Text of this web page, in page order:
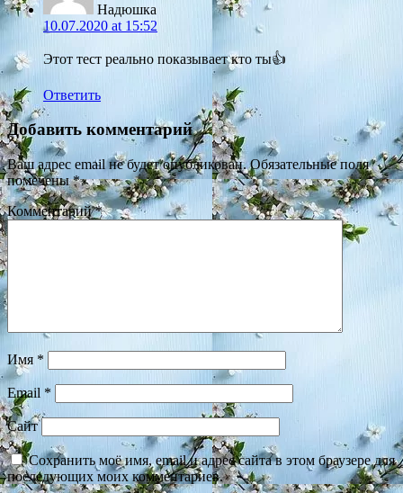
Надюшка
10.07.2020 at 15:52
Этот тест реально показывает кто ты👍
Ответить
Добавить комментарий
Ваш адрес email не будет опубликован. Обязательные поля
помечены*
Комментарий*
Имя *
Email *
Сайт
Сохранить моё имя, email и адрес сайта в этом браузере для
последующих моих комментариев.